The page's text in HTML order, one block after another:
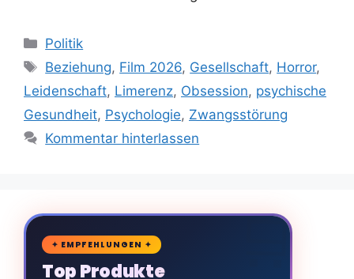
Kategorien
Politik
Schlagwörter
Beziehung, Film 2026, Gesellschaft, Horror,
Leidenschaft, Limerenz, Obsession, psychische
Gesundheit, Psychologie, Zwangsstörung
Kommentar hinterlassen
🛒
✦ EMPFEHLUNGEN ✦
Top Produkte